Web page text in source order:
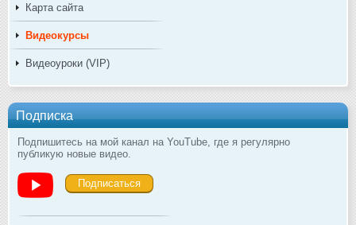
Карта сайта
Видеокурсы
Видеоуроки (VIP)
Подписка
Подпишитесь на мой канал на YouTube, где я регулярно
публикую новые видео.
Подписаться